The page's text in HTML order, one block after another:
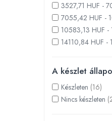
Festőkészletek gyerekeknek
Gyerek tetoválások
Kinetikus homok
Gyerek projektorok
Zenei eszközök gyerekeknek
Zenélő körhinták
3527,71 HUF -
7055,42 HUF -
10583,13 HUF -
14110,84 HUF -
A készlet
Készleten (16)
Nincs készleten